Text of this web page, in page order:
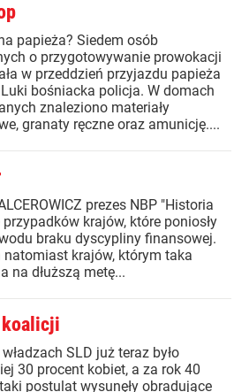
papieża? Siedem osób
o przygotowywanie prowokacji
w przeddzień przyjazdu papieża
bośniacka policja. W domach
znaleziono materiały
granaty ręczne oraz amunicję....
prezes NBP "Historia
krajów, które poniosły
braku dyscypliny finansowej.
natomiast krajów, którym taka
na dłuższą metę...
SLD już teraz było
30 procent kobiet, a za rok 40
postulat wysunęły obradujące